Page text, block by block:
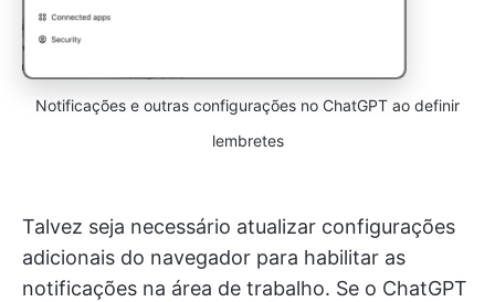
Notificações e outras configurações no ChatGPT ao definir
lembretes
Talvez seja necessário atualizar configurações
adicionais do navegador para habilitar as
notificações na área de trabalho. Se o ChatGPT